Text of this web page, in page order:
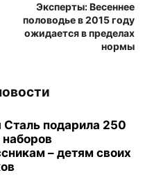
Эксперты: Весеннее
половодье в 2015 году
ожидается в пределах
нормы
Сталь подарила 250
– детям своих